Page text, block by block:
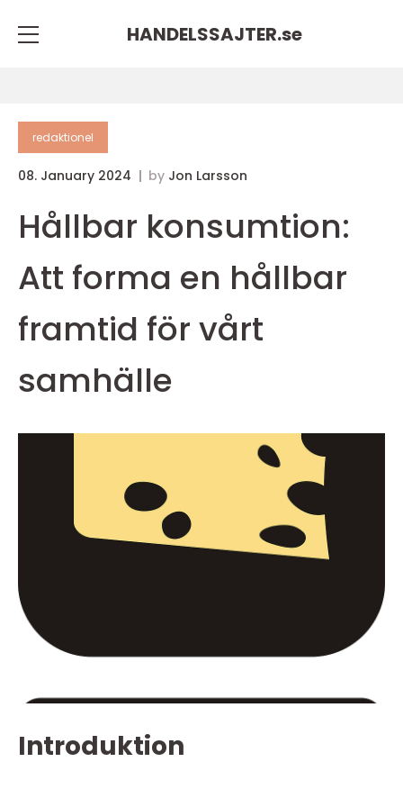
HANDELSSAJTER.se
redaktionel
08. January 2024 by Jon Larsson
Hållbar konsumtion:
Att forma en hållbar
framtid för vårt
samhälle
Introduktion